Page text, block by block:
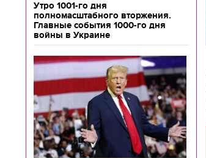
Утро 1001-го дня
полномасштабного вторжения.
Главные события 1000-го дня
войны в Украине